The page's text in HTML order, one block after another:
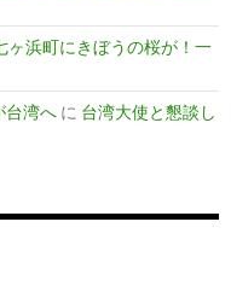
ヶ浜町にきぼうの桜が！一
台湾へ に 台湾大使と懇談し